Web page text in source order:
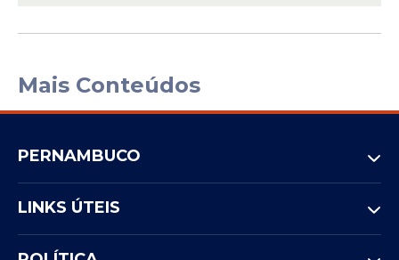
Mais Conteúdos
PERNAMBUCO
LINKS ÚTEIS